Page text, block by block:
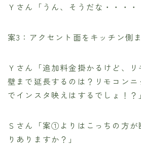
Ｙさん「うん、そうだな・・・・
案3：アクセント面をキッチン側
Ｙさん「追加料金掛かるけど、リ
壁まで延長するのは？リモコン
でインスタ映えはするでしょ！？
Ｓさん「案①よりはこっちの方が
りありますか？」